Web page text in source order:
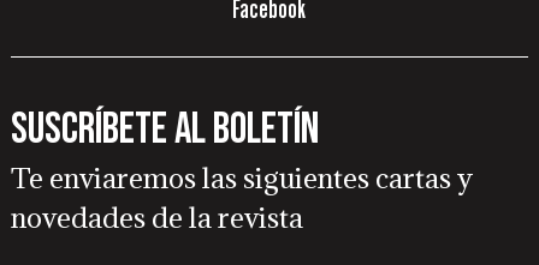
Facebook
Suscríbete al boletín
Te enviaremos las siguientes cartas y
novedades de la revista